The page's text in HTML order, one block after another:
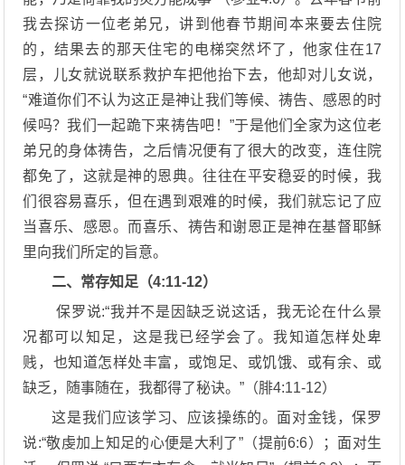
我去探访一位老弟兄，讲到他春节期间本来要去住院
的，结果去的那天住宅的电梯突然坏了，他家住在17
层，儿女就说联系救护车把他抬下去，他却对儿女说，
“难道你们不认为这正是神让我们等候、祷告、感恩的时
候吗？我们一起跪下来祷告吧！”于是他们全家为这位老
弟兄的身体祷告，之后情况便有了很大的改变，连住院
都免了，这就是神的恩典。往往在平安稳妥的时候，我
们很容易喜乐，但在遇到艰难的时候，我们就忘记了应
当喜乐、感恩。而喜乐、祷告和谢恩正是神在基督耶稣
里向我们所定的旨意。
二、常存知足（4:11-12）
保罗说:“我并不是因缺乏说这话，我无论在什么景
况都可以知足，这是我已经学会了。我知道怎样处卑
贱，也知道怎样处丰富，或饱足、或饥饿、或有余、或
缺乏，随事随在，我都得了秘诀。”（腓4:11-12）
这是我们应该学习、应该操练的。面对金钱，保罗
说:“敬虔加上知足的心便是大利了”（提前6:6）；面对生